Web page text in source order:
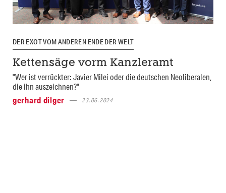
DER EXOT VOM ANDEREN ENDE DER WELT
Kettensäge vorm Kanzleramt
"Wer ist verrückter: Javier Milei oder die deutschen Neoliberalen,
die ihn auszeichnen?"
gerhard dilger
23.06.2024